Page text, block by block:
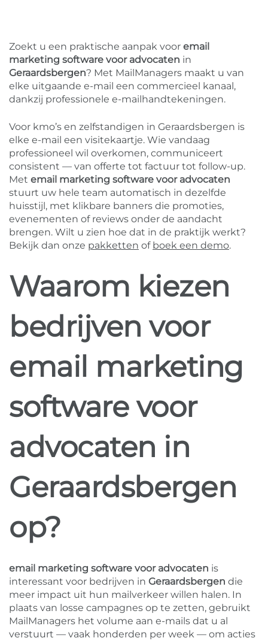
Zoekt u een praktische aanpak voor email
marketing software voor advocaten in
Geraardsbergen? Met MailManagers maakt u van
elke uitgaande e-mail een commercieel kanaal,
dankzij professionele e-mailhandtekeningen.
Voor kmo’s en zelfstandigen in Geraardsbergen is
elke e-mail een visitekaartje. Wie vandaag
professioneel wil overkomen, communiceert
consistent — van offerte tot factuur tot follow-up.
Met email marketing software voor advocaten
stuurt uw hele team automatisch in dezelfde
huisstijl, met klikbare banners die promoties,
evenementen of reviews onder de aandacht
brengen. Wilt u zien hoe dat in de praktijk werkt?
Bekijk dan onze pakketten of boek een demo.
Waarom kiezen
bedrijven voor
email marketing
software voor
advocaten in
Geraardsbergen
op?
email marketing software voor advocaten is
interessant voor bedrijven in Geraardsbergen die
meer impact uit hun mailverkeer willen halen. In
plaats van losse campagnes op te zetten, gebruikt
MailManagers het volume aan e-mails dat u al
verstuurt — vaak honderden per week — om acties